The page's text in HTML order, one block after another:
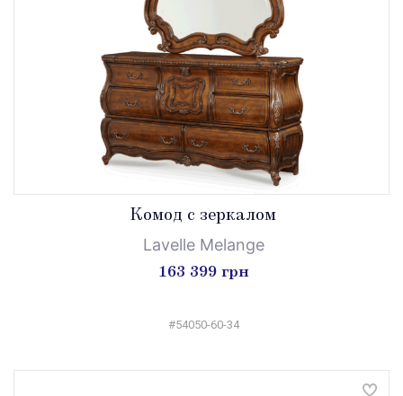
Комод с зеркалом
Lavelle Melange
163 399 грн
#54050-60-34